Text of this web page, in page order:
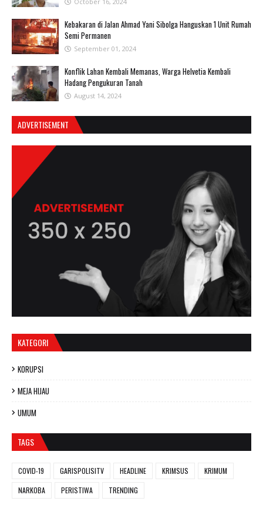
Kebakaran di Jalan Ahmad Yani Sibolga Hanguskan 1 Unit Rumah
Semi Permanen
September 01, 2024
Konflik Lahan Kembali Memanas, Warga Helvetia Kembali
Hadang Pengukuran Tanah
August 14, 2024
ADVERTISEMENT
KATEGORI
KORUPSI
MEJA HIJAU
UMUM
TAGS
COVID-19 GARISPOLISITV HEADLINE KRIMSUS
KRIMUM
NARKOBA
PERISTIWA TRENDING